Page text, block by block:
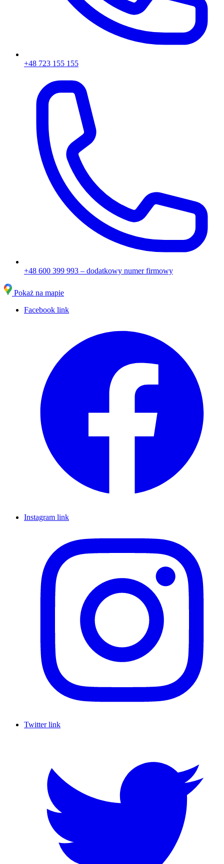
+48 723 155 155
+48 600 399 993 – dodatkowy numer firmowy
Pokaż na mapie
Facebook link
Instagram link
Twitter link